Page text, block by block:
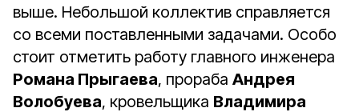
выше. Небольшой коллектив справляется
со всеми поставленными задачами. Особо
стоит отметить работу главного инженера
Романа Прыгаева, прораба Андрея
Волобуева, кровельщика Владимира